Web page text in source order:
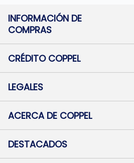
INFORMACIÓN DE
COMPRAS
Términos y condiciones
Botón de arrepentimiento
Mapa de sitio
CRÉDITO COPPEL
Solicitar Crédito
Medios de Pago
Pago Fácil Online
LEGALES
Baja contratos
Defensa al consumidor CABA
ACERCA DE COPPEL
Trabajá con Nosotros
Preguntas Frecuentes
DESTACADOS